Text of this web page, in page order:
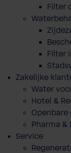
Filter
Filter
Zakelijke
Water
Hotel &
Pharma &
Service